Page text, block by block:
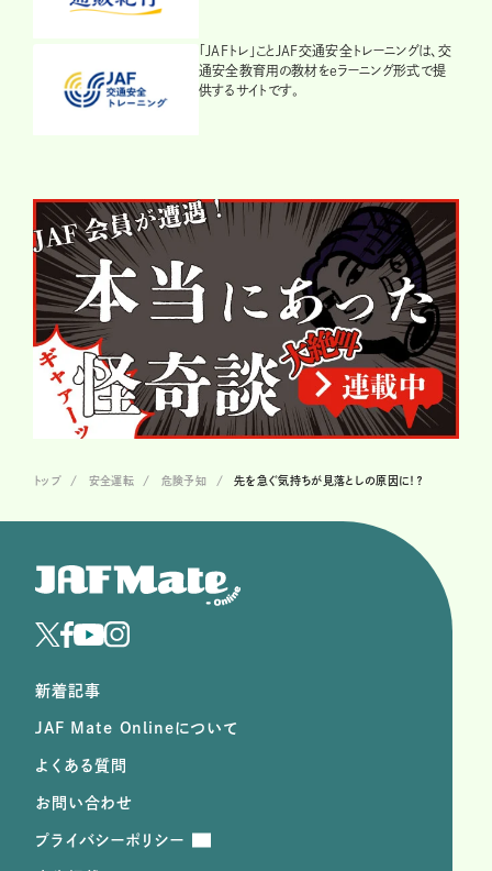
「JAFトレ」ことJAF交通安全トレーニングは、交
通安全教育用の教材をeラーニング形式で提
供するサイトです。
トップ 安全運転 危険予知 先を急ぐ気持ちが見落としの原因に！？
新着記事
JAF Mate Onlineについて
よくある質問
お問い合わせ
プライバシーポリシー